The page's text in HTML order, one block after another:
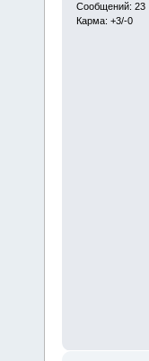
Сообщений: 23
Карма: +3/-0